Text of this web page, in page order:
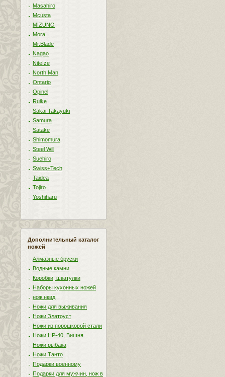
Masahiro
Mcusta
MIZUNO
Mora
Mr.Blade
Nagao
NiteIze
North Man
Ontario
Opinel
Ruike
Sakai Takayuki
Samura
Satake
Shimomura
Steel Will
Suehiro
Swiss+Tech
Taidea
Tojiro
Yoshiharu
Дополнительный каталог
ножей
Алмазные бруски
Водные камни
Коробки, шкатулки
Наборы кухонных ножей
нож нквд
Ножи для выживания
Ножи Златоуст
Ножи из порошковой стали
Ножи НР-40, Вишня
Ножи рыбака
Ножи Танто
Подарки военному
Подарки для мужчин, нож в